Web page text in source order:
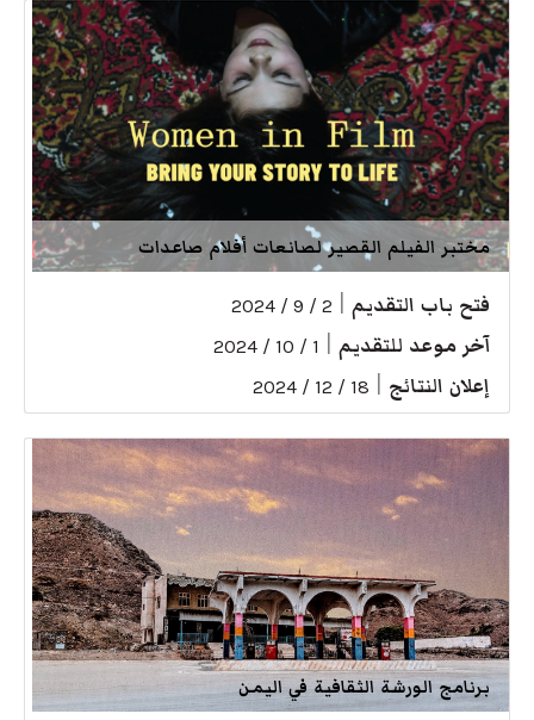
مختبر الفيلم القصير لصانعات أفلام صاعدات
فتح باب التقديم 2 / 9 / 2024
آخر موعد للتقديم 1 / 10 / 2024
إعلان النتائج 18 / 12 / 2024
برنامج الورشة الثقافية في اليمن